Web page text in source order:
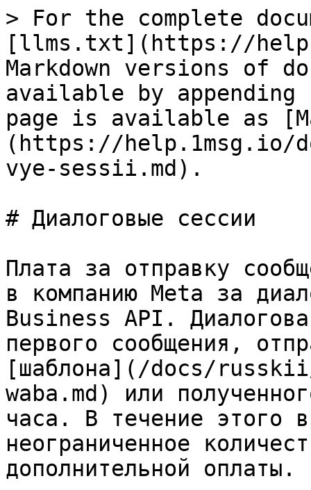
> For the complete
[llms.txt](https://
Markdown versions of
available by
page is available as
(https://
vye-sessii.md).
# Диалоговые сессии
Плата за отправку
в компанию Meta за
Business API.
первого сообщения,
[шаблона](/docs/
waba.md) или
часа. В течение этого
неограниченное
дополнительной оплаты.